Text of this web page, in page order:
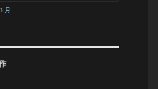
月